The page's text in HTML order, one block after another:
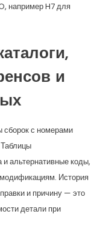
например H7 для
и
с номерами
альтернативные коды,
История
и причину — это
детали при